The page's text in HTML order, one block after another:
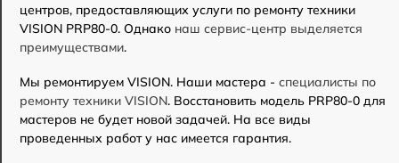
центров, предоставляющих услуги по ремонту техники
VISION PRP80-0. Однако наш сервис-центр выделяется
преимуществами.
Мы ремонтируем VISION. Наши мастера - специалисты по
ремонту техники VISION. Восстановить модель PRP80-0 для
мастеров не будет новой задачей. На все виды
проведенных работ у нас имеется гарантия.